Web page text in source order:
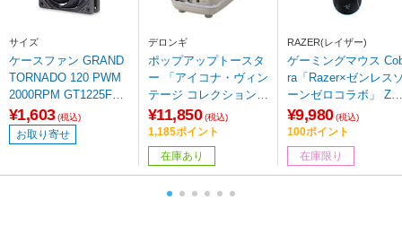
サイズ
ケースファン GRAND
TORNADO 120 PWM
2000RPM GT1225FD2
0-P [120mm /2000RP
M]
¥1,603 (税込)
お取り寄せ
デロンギ
ポップアップトースタ
ー 「アイコナ・ヴィン
テージ コレクション」
（4～10枚切・2枚）
CTOV2003J-BG ドル
チェベージュ
¥11,850 (税込)
1,185ポイント
在庫あり
RAZER(レイザー)
ゲーミングマウス
ra「Razer×ゼンレス
ーンゼロコラボ」
ess Zone Zero Edition
RZ01-04650500-R3M1
［光学式 /有線 /6ボタ
ン /USB］
¥9,980 (税込)
100ポイント
在庫限り